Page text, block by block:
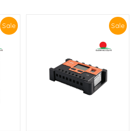
Sale Sale